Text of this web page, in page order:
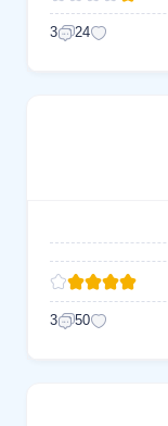
24
3
50
3